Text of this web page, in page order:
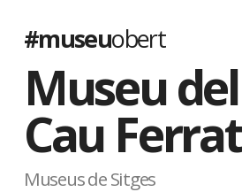
#museuobert
Museu del
Cau Ferrat
Museus de Sitges